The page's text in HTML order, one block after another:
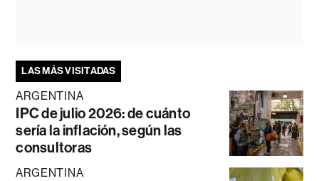
LAS MÁS VISITADAS
ARGENTINA
IPC de julio 2026: de cuánto
sería la inflación, según las
consultoras
ARGENTINA